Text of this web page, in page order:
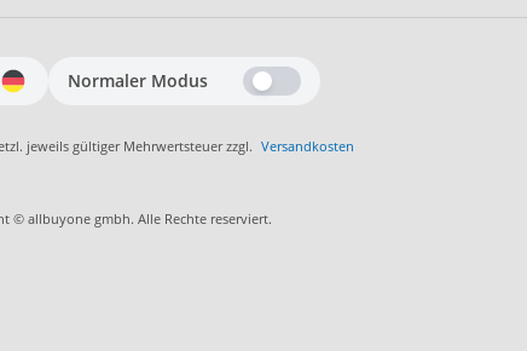
Normaler Modus
jeweils gültiger Mehrwertsteuer zzgl. Versandkosten
© allbuyone gmbh. Alle Rechte reserviert.